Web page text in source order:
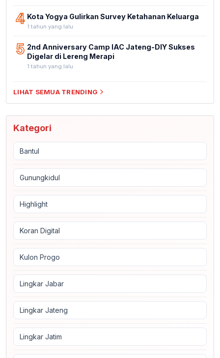
4 Kota Yogya Gulirkan Survey Ketahanan Keluarga
1 tahun yang lalu
5 2nd Anniversary Camp IAC Jateng-DIY Sukses
Digelar di Lereng Merapi
1 tahun yang lalu
LIHAT SEMUA TRENDING
Kategori
Bantul
Gunungkidul
Highlight
Koran Digital
Kulon Progo
Lingkar Jabar
Lingkar Jateng
Lingkar Jatim